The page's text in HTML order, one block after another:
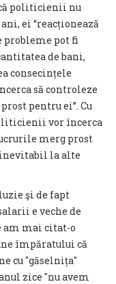
politicienii nu
ei “reacționează
probleme pot fi
de bani,
consecințele
să controleze
pentru ei”. Cu
vor încerca
merg prost
la alte
şi de fapt
e veche de
am mai citat-o
împăratului că
cu "găselnița"
zice "nu avem